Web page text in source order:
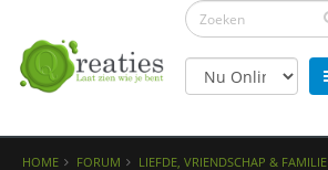
HOME FORUM LIEFDE, VRIENDSCHAP & FAMILIE